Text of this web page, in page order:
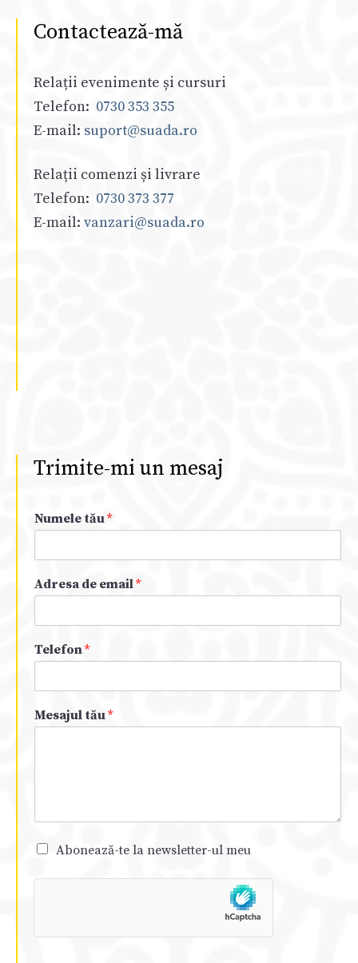
Contactează-mă
Relații evenimente și cursuri
Telefon: 0730 353 355
E-mail: suport@suada.ro
Relații comenzi și livrare
Telefon: 0730 373 377
E-mail: vanzari@suada.ro
Trimite-mi un mesaj
Numele tău*
Adresa de email*
Telefon*
Mesajul tău*
Abonează-te la newsletter-ul meu